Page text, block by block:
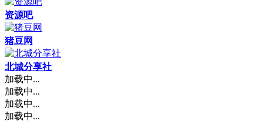
资源吧
猪豆网
北城分享社
加载中...
加载中...
加载中...
加载中...